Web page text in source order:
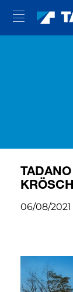
06/08/2021